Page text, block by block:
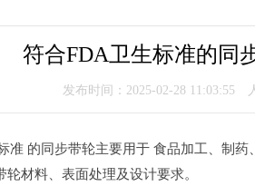
符合FDA卫生标准的同
发布时间：2025-02-28 11:03:55
准 的同步带轮主要用于 食品加工、制
材料、表面处理及设计要求。